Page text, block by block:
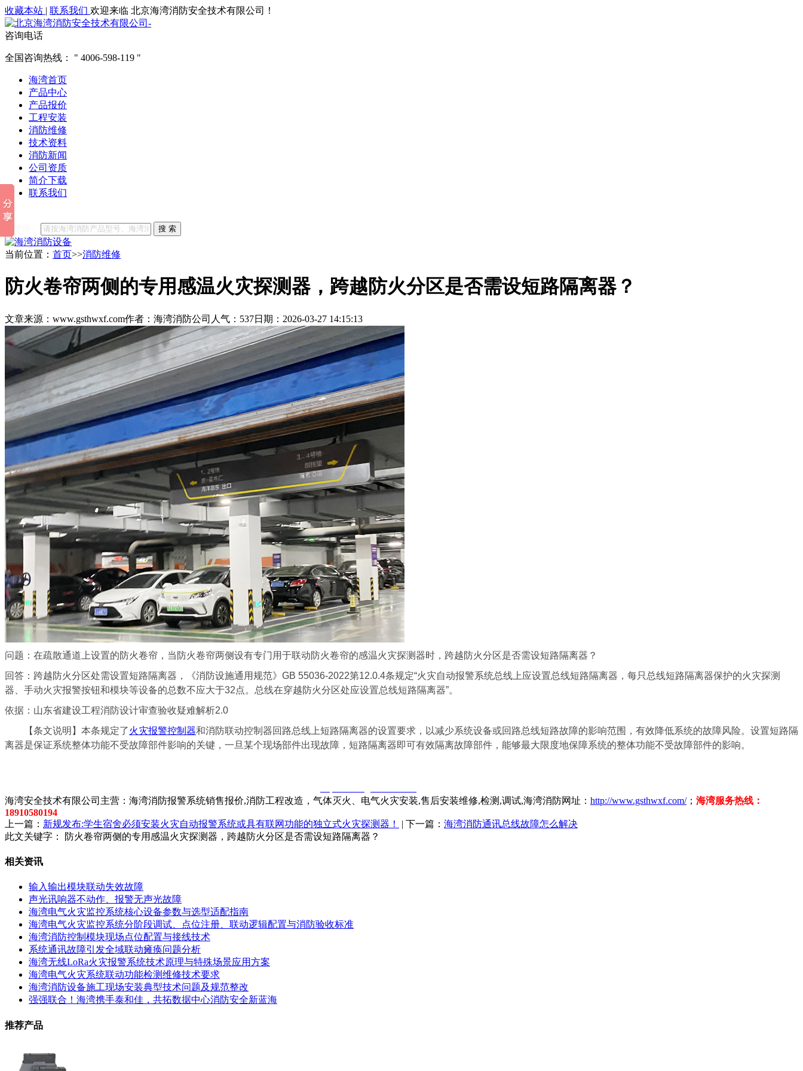
收藏本站 | 联系我们 欢迎来临 北京海湾消防安全技术有限公司！
咨询电话
全国咨询热线： 4006-598-119
海湾首页
产品中心
产品报价
工程安装
消防维修
技术资料
消防新闻
公司资质
简介下载
联系我们
他们都在搜索:
搜 索
当前位置： 首页>>消防维修
防火卷帘两侧的专用感温火灾探测器，跨越防火分区是否需设短路隔离器？
文章来源：www.gsthwxf.com作者：海湾消防公司 人气：537日期：2026-03-27 14:15:13
问题：在疏散通道上设置的防火卷帘，当防火卷帘两侧设有专门用于联动防火卷帘的感温火灾探测器时，跨越防火分区是否需设短路隔离器？
回答：跨越防火分区处需设置短路隔离器，《消防设施通用规范》GB 55036-2022第12.0.4条规定“火灾自动报警系统总线上应设置总线短路隔离器，每只总线短路隔离器保护的火灾探测
器、手动火灾报警按钮和模块等设备的总数不应大于32点。总线在穿越防火分区处应设置总线短路隔离器”。
依据：山东省建设工程消防设计审查验收疑难解析2.0
【条文说明】本条规定了火灾报警控制器和消防联动控制器回路总线上短路隔离器的设置要求，以减少系统设备或回路总线短路故障的影响范围，有效降低系统的故障风险。设置短路隔
离器是保证系统整体功能不受故障部件影响的关键，一旦某个现场部件出现故障，短路隔离器即可有效隔离故障部件，能够最大限度地保障系统的整体功能不受故障部件的影响。
海湾安全技术有限公司主营：海湾消防报警系统销售报价,消防工程改造，气体灭火、电气火灾安装,售后安装维修,检测,调试,海湾消防网址： http://www.gsthwxf.com/； 海湾服务热线：
18910580194
上一篇： 新规发布:学生宿舍必须安装火灾自动报警系统或具有联网功能的独立式火灾探测器！ | 下一篇： 海湾消防通讯总线故障怎么解决
此文关键字：
防火卷帘两侧的专用感温火灾探测器，跨越防火分区是否需设短路隔离器？
相关资讯
输入输出模块联动失效故障
声光讯响器不动作、报警无声光故障
海湾电气火灾监控系统核心设备参数与选型适配指南
海湾电气火灾监控系统分阶段调试、点位注册、联动逻辑配置与消防验收标准
海湾消防控制模块现场点位配置与接线技术
系统通讯故障引发全域联动瘫痪问题分析
海湾无线LoRa火灾报警系统技术原理与特殊场景应用方案
海湾电气火灾系统联动功能检测维修技术要求
海湾消防设备施工现场安装典型技术问题及规范整改
强强联合！海湾携手泰和佳，共拓数据中心消防安全新蓝海
推荐产品